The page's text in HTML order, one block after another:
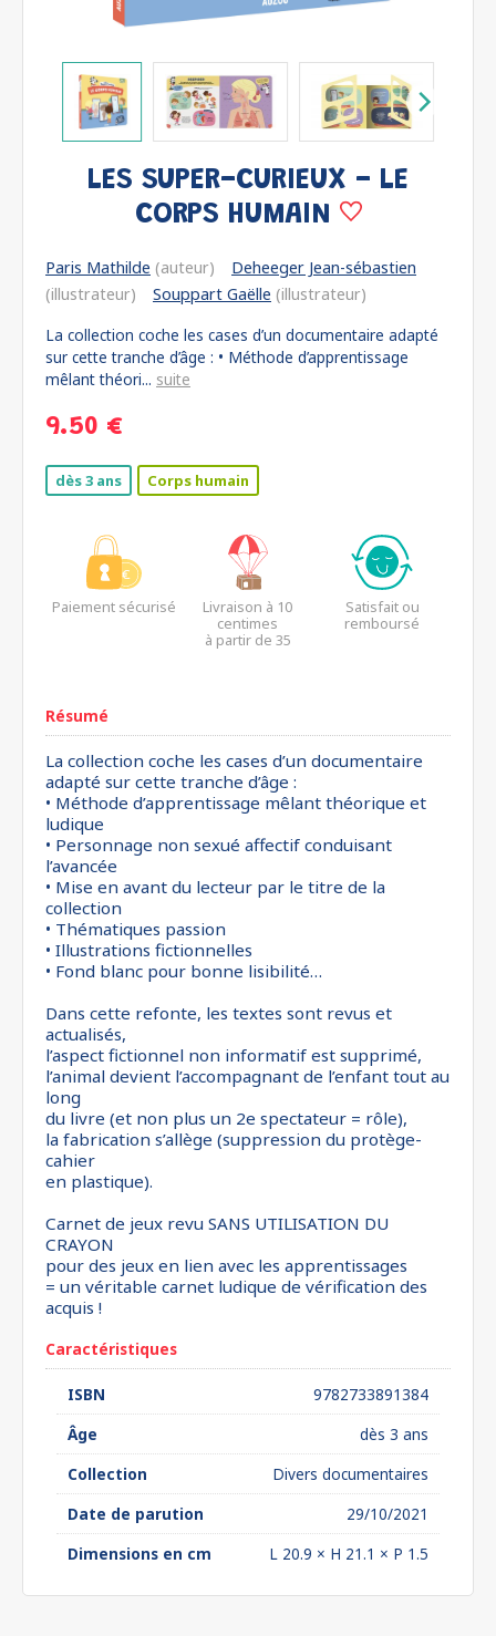
LES SUPER-CURIEUX - LE
CORPS HUMAIN
Paris Mathilde (auteur)
Deheeger Jean-sébastien
(illustrateur)
Souppart Gaëlle (illustrateur)
La collection coche les cases d’un documentaire adapté
sur cette tranche d’âge : • Méthode d’apprentissage
mêlant théori... suite
9.50 €
dès 3 ans Corps humain
Paiement sécurisé
Livraison à 10
centimes
à partir de 35
Satisfait ou
remboursé
Résumé
La collection coche les cases d’un documentaire
adapté sur cette tranche d’âge :
• Méthode d’apprentissage mêlant théorique et
ludique
• Personnage non sexué affectif conduisant
l’avancée
• Mise en avant du lecteur par le titre de la
collection
• Thématiques passion
• Illustrations fictionnelles
• Fond blanc pour bonne lisibilité…
Dans cette refonte, les textes sont revus et
actualisés,
l’aspect fictionnel non informatif est supprimé,
l’animal devient l’accompagnant de l’enfant tout au
long
du livre (et non plus un 2e spectateur = rôle),
la fabrication s’allège (suppression du protège-
cahier
en plastique).
Carnet de jeux revu SANS UTILISATION DU
CRAYON
pour des jeux en lien avec les apprentissages
= un véritable carnet ludique de vérification des
acquis !
Caractéristiques
ISBN
9782733891384
Âge
dès 3 ans
Collection
Divers documentaires
Date de parution
29/10/2021
Dimensions en cm
L 20.9 × H 21.1 × P 1.5